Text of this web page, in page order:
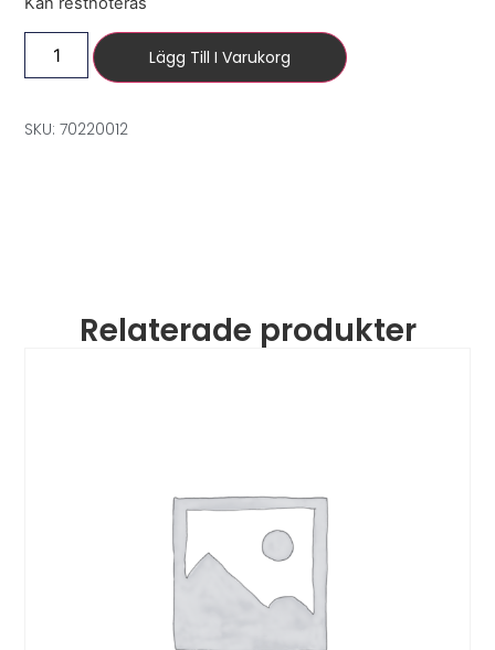
Lägg Till I Varukorg
SKU: 70220012
Relaterade produkter